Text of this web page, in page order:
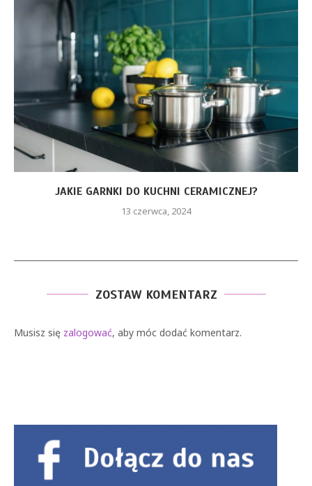
JAKIE GARNKI DO KUCHNI CERAMICZNEJ?
13 czerwca, 2024
ZOSTAW KOMENTARZ
Musisz się zalogować, aby móc dodać komentarz.